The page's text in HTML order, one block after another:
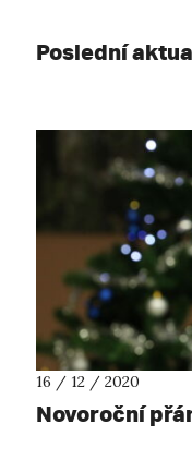
Poslední
16 / 12 / 2020
Novoroční